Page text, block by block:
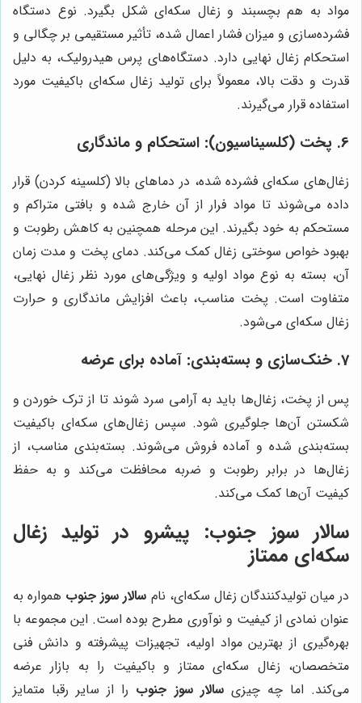
مواد به هم بچسبند و زغال سکه‌ای شکل بگیرد. نوع دستگاه
فشرده‌سازی و میزان فشار اعمال شده، تأثیر مستقیمی بر چگالی و
استحکام زغال نهایی دارد. دستگاه‌های پرس هیدرولیک، به دلیل
قدرت و دقت بالا، معمولاً برای تولید زغال سکه‌ای باکیفیت مورد
استفاده قرار می‌گیرند.
6. پخت (کلسیناسیون): استحکام و ماندگاری
زغال‌های سکه‌ای فشرده شده، در دماهای بالا (کلسینه کردن) قرار
داده می‌شوند تا مواد فرار از آن خارج شده و بافتی متراکم و
مستحکم به خود بگیرند. این مرحله همچنین به کاهش رطوبت و
بهبود خواص سوختی زغال کمک می‌کند. دمای پخت و مدت زمان
آن، بسته به نوع مواد اولیه و ویژگی‌های مورد نظر زغال نهایی،
متفاوت است. پخت مناسب، باعث افزایش ماندگاری و حرارت
زغال سکه‌ای می‌شود.
7. خنک‌سازی و بسته‌بندی: آماده برای عرضه
پس از پخت، زغال‌ها باید به آرامی سرد شوند تا از ترک خوردن و
شکستن آن‌ها جلوگیری شود. سپس زغال‌های سکه‌ای باکیفیت
بسته‌بندی شده و آماده فروش می‌شوند. بسته‌بندی مناسب، از
زغال‌ها در برابر رطوبت و ضربه محافظت می‌کند و به حفظ
کیفیت آن‌ها کمک می‌کند.
سالار سوز جنوب: پیشرو در تولید زغال
سکه‌ای ممتاز
در میان تولیدکنندگان زغال سکه‌ای، نام سالار سوز جنوب همواره به
عنوان نمادی از کیفیت و نوآوری مطرح بوده است. این مجموعه با
بهره‌گیری از بهترین مواد اولیه، تجهیزات پیشرفته و دانش فنی
متخصصان، زغال سکه‌ای ممتاز و باکیفیت را به بازار عرضه
می‌کند. اما چه چیزیسالار سوز جنوب را از سایر رقبا متمایز